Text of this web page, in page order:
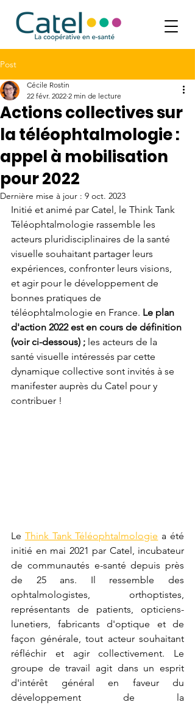
Post
Actions collectives sur
la téléophtalmologie :
appel à mobilisation
pour 2022
Cécile Rostin
22 févr. 2022 2 min de lecture
Dernière mise à jour : 9 oct. 2023
Initié et animé par Catel, le Think Tank
Téléophtalmologie rassemble les
acteurs pluridisciplinaires de la santé
visuelle souhaitant partager leurs
expériences, confronter leurs visions,
et agir pour le développement de
bonnes pratiques de
téléophtalmologie en France. Le plan
d'action 2022 est en cours de définition
(voir ci-dessous) ; les acteurs de la
santé visuelle intéressés par cette
dynamique collective sont invités à se
manifester auprès du Catel pour y
contribuer !
Le Think Tank Téléophtalmologie a été
initié en mai 2021 par Catel, incubateur
de communautés e-santé depuis près
de 25 ans. Il ressemble des
ophtalmologistes, orthoptistes,
représentants de patients, opticiens-
lunetiers, fabricants d'optique et de
façon générale, tout acteur souhaitant
réfléchir et agir collectivement. Le
groupe de travail agit dans un esprit
d'intérêt général en faveur du
développement de la